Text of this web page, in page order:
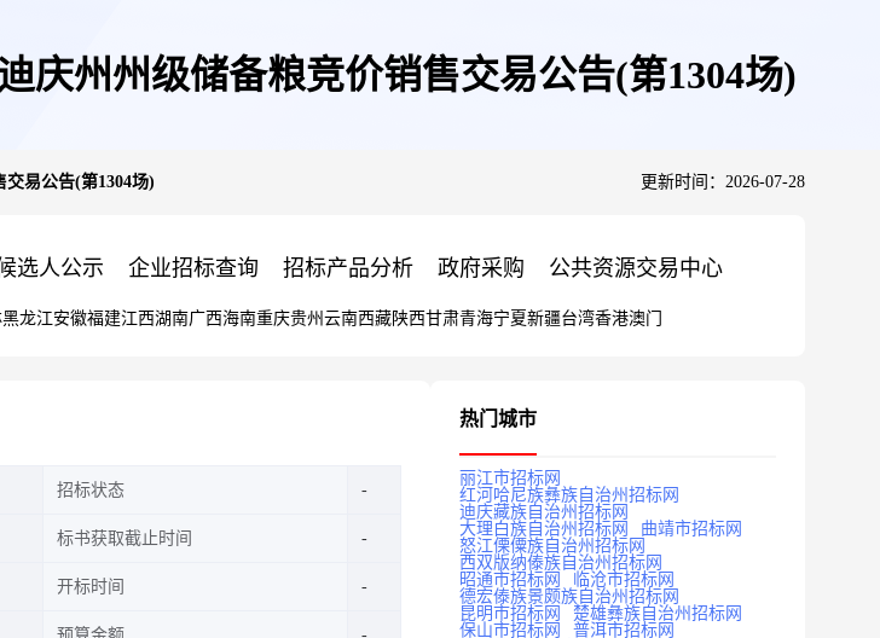
庆州州级储备粮竞价销售交易公告(第1304场)
易公告(第1304场) 更新时间：2026-07-28
选人公示 企业招标查询 招标产品分析 政府采购 公共资源交易中心
黑龙江安徽福建江西湖南广西海南重庆贵州 云南西藏陕西甘肃青海宁夏新疆台湾香港澳门
招标状态
标书获取截止时间
开标时间
热门城市
丽江市招标网
红河哈尼族彝族自治州招标网
迪庆藏族自治州招标网
大理白族自治州招标网
曲靖市招标网
怒江傈僳族自治州招标网
西双版纳傣族自治州招标网
昭通市招标网
临沧市招标网
德宏傣族景颇族自治州招标网
昆明市招标网
楚雄彝族自治州招标网
保山市招标网
普洱市招标网